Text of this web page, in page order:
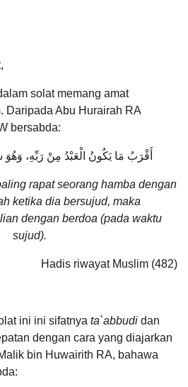
solat memang amat
Daripada Abu Hurairah RA
bersabda:
أَقْرَبُ مَا يَكُونُ الْعَبْدُ مِنْ رَبِّهِ، وَهُوَ
rapat seorang hamba dengan
ketika dia bersujud, maka
dengan berdoa (pada waktu
sujud).
Hadis riwayat Muslim (482)
ini ini sifatnya ta`abbudi dan
dengan cara yang diajarkan
bin Huwairith RA, bahawa